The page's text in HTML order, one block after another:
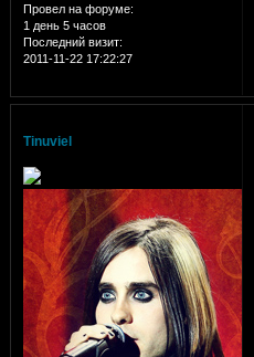
Провел на форуме:
1 день 5 часов
Последний визит:
2011-11-22 17:22:27
Tinuviel